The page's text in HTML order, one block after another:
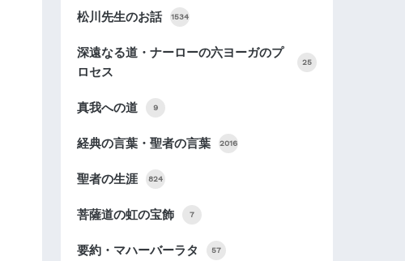
松川先生のお話 1534
深遠なる道・ナーローの六ヨーガのプ
ロセス
25
真我への道 9
経典の言葉・聖者の言葉 2016
聖者の生涯 824
菩薩道の虹の宝飾 7
要約・マハーバーラタ 57